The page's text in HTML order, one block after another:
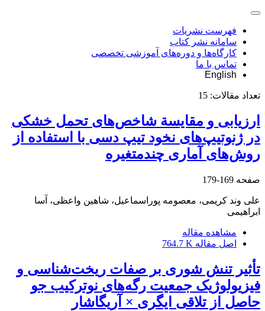
فهرست نشریات
سامانه نشر کتاب
کارگاه‌ها و دوره‌های آموزشی تخصصی
تماس با ما
English
تعداد مقالات: 15
ارزیابی و مقایسة شاخص‌های تحمل خشکی
در ژنوتیپ‌های نخود تیپ دسی با استفاده از
روش‌های آماری چندمتغیره
صفحه 169-179
علی وند کریمی، معصومه پوراسماعیل، شاهین واعظی، آسا
ابراهیمی
مشاهده مقاله
اصل مقاله 764.7 K
تأثیر تنش شوری بر صفات ریخت‌شناسی و
فیزیولوژیک جمعیت رگه‌های نوترکیب جو
حاصل از تلاقی ایگری × آریگاشار